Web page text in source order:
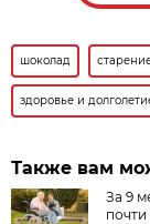
шоколад
здоровье и
Также вам
За 9
почти